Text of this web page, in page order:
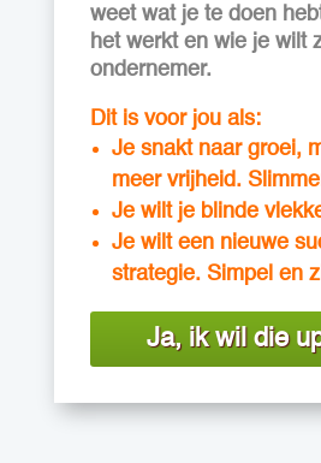
weet wat je te doen
het werkt en wie je wilt
ondernemer.
Dit is voor jou als:
Je snakt naar groei,
meer vrijheid.
Je wilt je blinde
Je wilt een nieuwe
strategie. Simpel en
Ja, ik wil die